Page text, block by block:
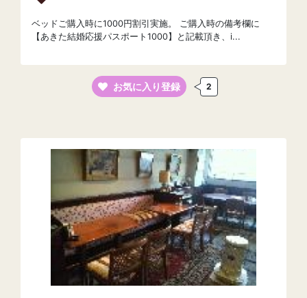
ベッドご購入時に1000円割引実施。 ご購入時の備考欄に
【あきた結婚応援パスポート1000】と記載頂き、i...
お気に入り登録 2